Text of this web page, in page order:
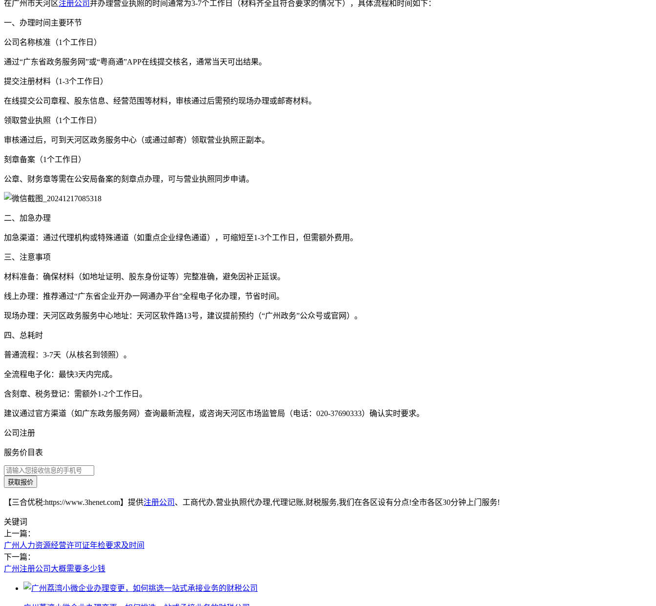
在广州市天河区注册公司并办理营业执照的时间通常为3-7个工作日（材料齐全且符合要求的情况下），具体流程和时间如下：
一、办理时间主要环节
公司名称核准（1个工作日）
通过“广东省政务服务网”或“粤商通”APP在线提交核名，通常当天可出结果。
提交注册材料（1-3个工作日）
在线提交公司章程、股东信息、经营范围等材料，审核通过后需预约现场办理或邮寄材料。
领取营业执照（1个工作日）
审核通过后，可到天河区政务服务中心（或通过邮寄）领取营业执照正副本。
刻章备案（1个工作日）
公章、财务章等需在公安局备案的刻章点办理，可与营业执照同步申请。
二、加急办理
加急渠道：通过代理机构或特殊通道（如重点企业绿色通道），可缩短至1-3个工作日，但需额外费用。
三、注意事项
材料准备：确保材料（如地址证明、股东身份证等）完整准确，避免因补正延误。
线上办理：推荐通过“广东省企业开办一网通办平台”全程电子化办理，节省时间。
现场办理：天河区政务服务中心地址：天河区软件路13号，建议提前预约（“广州政务”公众号或官网）。
四、总耗时
普通流程：3-7天（从核名到领照）。
全流程电子化：最快3天内完成。
含刻章、税务登记：需额外1-2个工作日。
建议通过官方渠道（如广东政务服务网）查询最新流程，或咨询天河区市场监管局（电话：020-37690333）确认实时要求。
公司注册
服务价目表
获取报价
【三合优税:https://www.3henet.com】提供注册公司 、工商代办,营业执照代办理,代理记账,财税服务,我们在各区设有分点!全市各区30分钟上门服务!
关键词
上一篇：
广州人力资源经营许可证年检要求及时间
下一篇：
广州注册公司大概需要多少钱